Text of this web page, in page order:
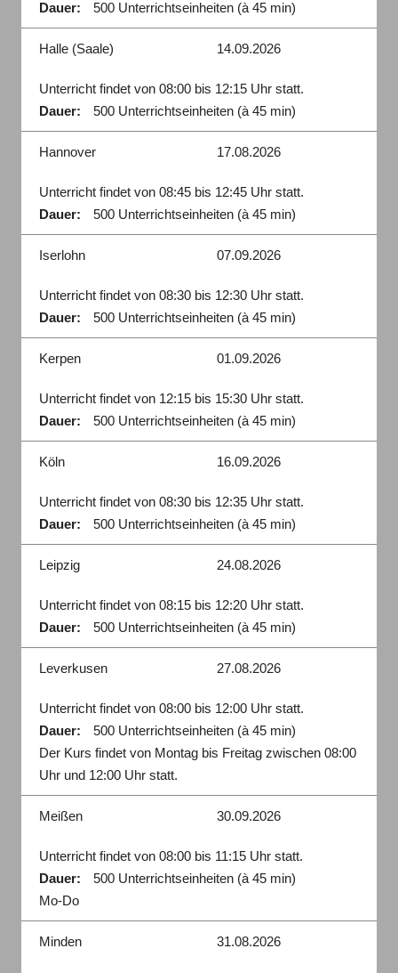
Dauer: 500 Unterrichtseinheiten (à 45 min)
Halle (Saale) 14.09.2026
Unterricht findet von 08:00 bis 12:15 Uhr statt.
Dauer:
500 Unterrichtseinheiten (à 45 min)
Hannover 17.08.2026
Unterricht findet von 08:45 bis 12:45 Uhr statt.
Dauer:
500 Unterrichtseinheiten (à 45 min)
Iserlohn 07.09.2026
Unterricht findet von 08:30 bis 12:30 Uhr statt.
Dauer:
500 Unterrichtseinheiten (à 45 min)
Kerpen 01.09.2026
Unterricht findet von 12:15 bis 15:30 Uhr statt.
Dauer:
500 Unterrichtseinheiten (à 45 min)
Köln 16.09.2026
Unterricht findet von 08:30 bis 12:35 Uhr statt.
Dauer:
500 Unterrichtseinheiten (à 45 min)
Leipzig 24.08.2026
Unterricht findet von 08:15 bis 12:20 Uhr statt.
Dauer:
500 Unterrichtseinheiten (à 45 min)
Leverkusen 27.08.2026
Unterricht findet von 08:00 bis 12:00 Uhr statt.
Dauer:
500 Unterrichtseinheiten (à 45 min)
Der Kurs findet von Montag bis Freitag zwischen 08:00
Uhr und 12:00 Uhr statt.
Meißen 30.09.2026
Unterricht findet von 08:00 bis 11:15 Uhr statt.
Dauer:
500 Unterrichtseinheiten (à 45 min)
Mo-Do
Minden 31.08.2026